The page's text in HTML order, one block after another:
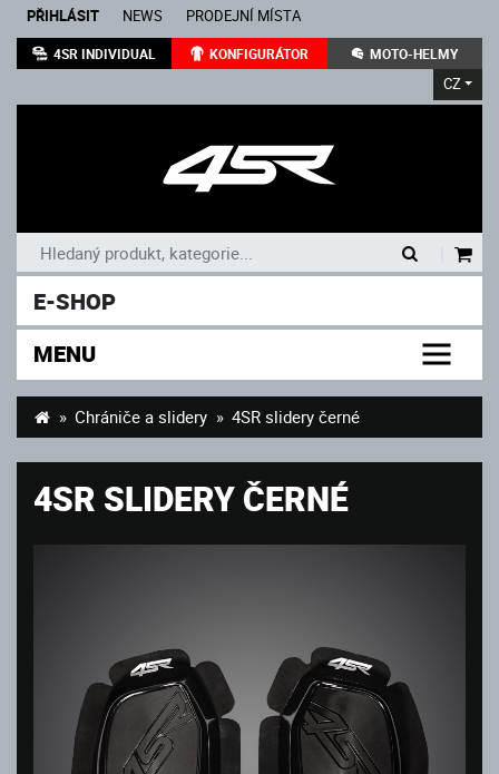
PŘIHLÁSIT NEWS PRODEJNÍ MÍSTA
4SR INDIVIDUAL KONFIGURÁTOR MOTO-HELMY
CZ
E-SHOP
MENU
Chrániče a slidery 4SR slidery černé
4SR SLIDERY ČERNÉ